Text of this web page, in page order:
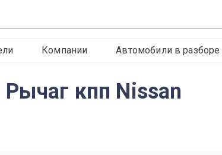
Компании Автомобили в разборе
кпп Nissan